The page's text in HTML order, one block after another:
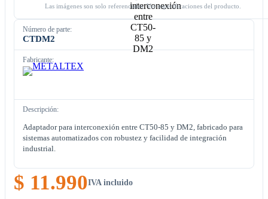
Las imágenes son solo referenciales. Ver especificaciones del producto.
Número de parte:
CTDM2
Fabricante:
Descripción:
Adaptador para interconexión entre CT50-85 y DM2, fabricado para
sistemas automatizados con robustez y facilidad de integración
industrial.
$ 11.990IVA incluido